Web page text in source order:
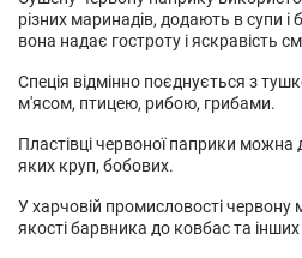
різних маринадів, додають в супи і
вона надає гостроту і яскравість
Спеція відмінно поєднується з
м'ясом, птицею, рибою, грибами.
Пластівці червоної паприки можна
яких круп, бобових.
У харчовій промисловості
якості барвника до ковбас та